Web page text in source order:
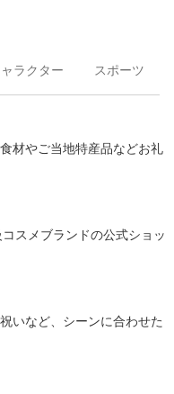
ラクター スポーツ
材やご当地特産品などお礼
スメブランドの公式ショッ
いなど、シーンに合わせた